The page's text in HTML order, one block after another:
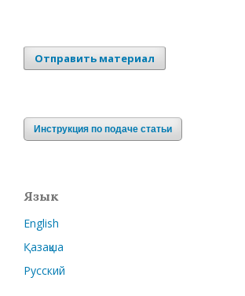
Отправить материал
Инструкция по подаче статьи
Язык
English
Қазақша
Русский